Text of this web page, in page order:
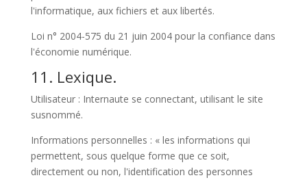
l'informatique, aux fichiers et aux libertés.
Loi n° 2004-575 du 21 juin 2004 pour la confiance dans
l'économie numérique.
11. Lexique.
Utilisateur : Internaute se connectant, utilisant le site
susnommé.
Informations personnelles : « les informations qui
permettent, sous quelque forme que ce soit,
directement ou non, l'identification des personnes